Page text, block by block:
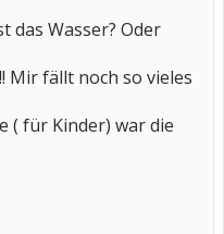
das Wasser? Oder
Mir fällt noch so vieles
( für Kinder) war die